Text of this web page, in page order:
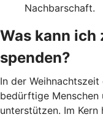
Nachbarschaft.
Was kann ich
spenden?
In der
bedürftige
unterstützen. Im